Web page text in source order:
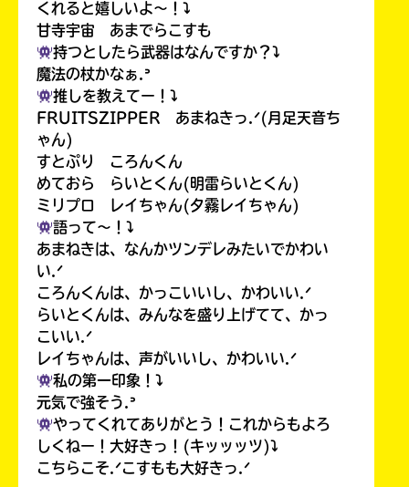
くれると嬉しいよ〜！⤵︎
甘寺宇宙 あまでらこすも
持つとしたら武器はなんですか？⤵︎
魔法の杖かなぁ.ᐣ
推しを教えてー！⤵︎
FRUITSZIPPER あまねきっ.ᐟ(月足天音ち
ゃん)
すとぷり ころんくん
めておら らいとくん(明雷らいとくん)
ミリプロ レイちゃん(夕霧レイちゃん)
語って〜！⤵︎
あまねきは、なんかツンデレみたいでかわい
い.ᐟ
ころんくんは、かっこいいし、かわいい.ᐟ
らいとくんは、みんなを盛り上げてて、かっ
こいい.ᐟ
レイちゃんは、声がいいし、かわいい.ᐟ
私の第一印象！⤵︎
元気で強そう.ᐣ
やってくれてありがとう！これからもよろ
しくねー！大好きっ！(キッッッツ)⤵︎
こちらこそ.ᐟこすもも大好きっ.ᐟ